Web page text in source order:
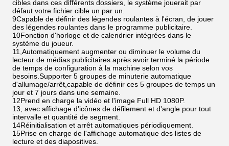
cibles dans ces différents dossiers, le système jouerait par
défaut votre fichier cible un par un.
9Capable de définir des légendes roulantes à l'écran, de jouer
des légendes roulantes dans le programme publicitaire.
10Fonction d'horloge et de calendrier intégrées dans le
système du joueur.
11,Automatiquement augmenter ou diminuer le volume du
lecteur de médias publicitaires après avoir terminé la période
de temps de configuration à la machine selon vos
besoins.Supporter 5 groupes de minuterie automatique
d'allumage/arrêt,capable de définir ces 5 groupes de temps un
jour et 7 jours dans une semaine.
12Prend en charge la vidéo et l'image Full HD 1080P.
13, avec affichage d'icônes de défilement et d'angle pour tout
intervalle et quantité de segment.
14Réinitialisation et arrêt automatiques périodiquement.
15Prise en charge de l'affichage automatique des listes de
lecture et des diapositives.